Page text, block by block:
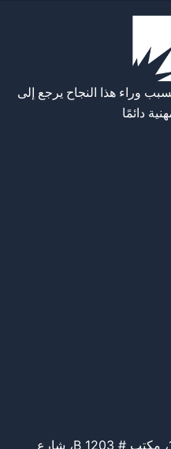
وراء هذا النجاح يرجع إلى
دائمًا
فندق ومكاتب برج بلازا، الطابق 12، مكتب # 1203 B، شارع